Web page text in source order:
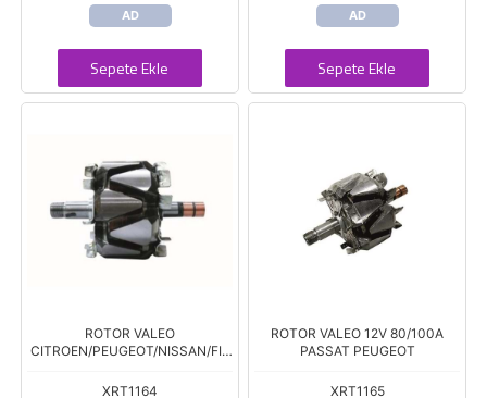
AD
Sepete Ekle
AD
Sepete Ekle
ROTOR VALEO
CITROEN/PEUGEOT/NISSAN/FIA
XRT1164
ROTOR VALEO 12V 80/100A
PASSAT PEUGEOT
XRT1165